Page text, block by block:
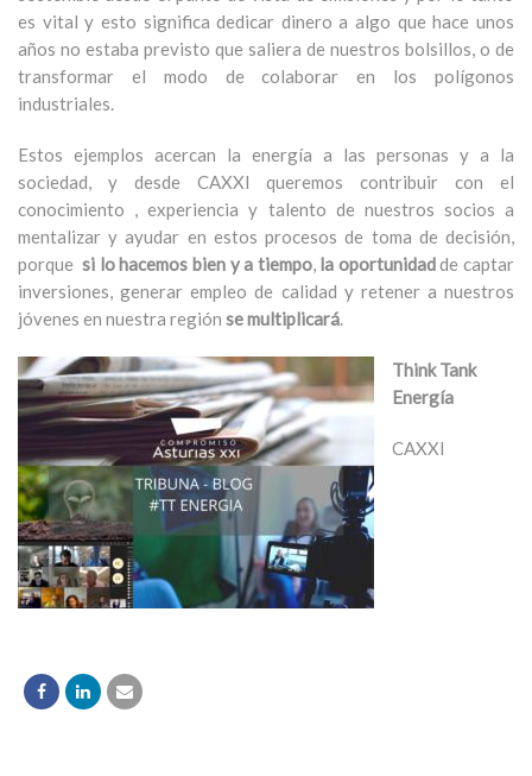
es vital y esto significa dedicar dinero a algo que hace unos
años no estaba previsto que saliera de nuestros bolsillos, o de
transformar el modo de colaborar en los polígonos
industriales.
Estos ejemplos acercan la energía a las personas y a la
sociedad, y desde CAXXI queremos contribuir con el
conocimiento , experiencia y talento de nuestros socios a
mentalizar y ayudar en estos procesos de toma de decisión,
porquesi lo hacemos bien y a tiempo, la oportunidadde captar
inversiones, generar empleo de calidad y retener a nuestros
jóvenes en nuestra región se multiplicará.
Think Tank
Energía
CAXXI